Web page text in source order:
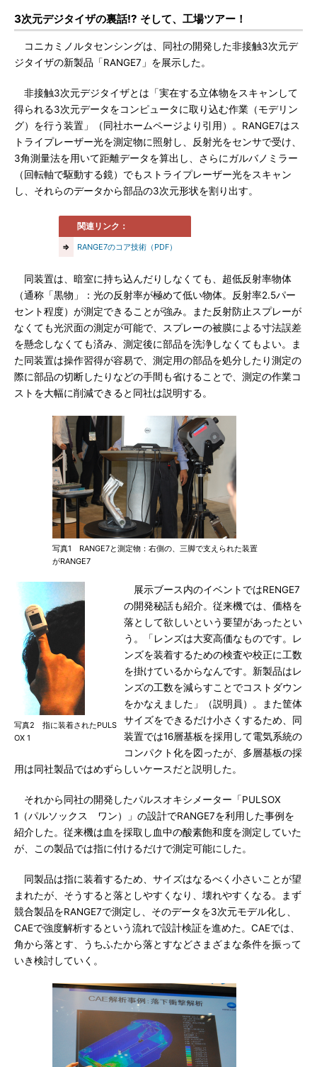
3次元デジタイザの裏話!? そして、工場ツアー！
コニカミノルタセンシングは、同社の開発した非接触3次元デ
ジタイザの新製品「RANGE7」を展示した。
非接触3次元デジタイザとは「実在する立体物をスキャンして
得られる3次元データをコンピュータに取り込む作業（モデリン
グ）を行う装置」（同社ホームページより引用）。RANGE7はス
トライプレーザー光を測定物に照射し、反射光をセンサで受け、
3角測量法を用いて距離データを算出し、さらにガルバノミラー
（回転軸で駆動する鏡）でもストライプレーザー光をスキャン
し、それらのデータから部品の3次元形状を割り出す。
関連リンク：
⇒ RANGE7のコア技術（PDF）
同装置は、暗室に持ち込んだりしなくても、超低反射率物体
（通称「黒物」：光の反射率が極めて低い物体。反射率2.5パー
セント程度）が測定できることが強み。また反射防止スプレーが
なくても光沢面の測定が可能で、スプレーの被膜による寸法誤差
を懸念しなくても済み、測定後に部品を洗浄しなくてもよい。ま
た同装置は操作習得が容易で、測定用の部品を処分したり測定の
際に部品の切断したりなどの手間も省けることで、測定の作業コ
ストを大幅に削減できると同社は説明する。
写真1 RANGE7と測定物：右側の、三脚で支えられた装置
がRANGE7
写真2 指に装着されたPULS
OX 1
展示ブース内のイベントではRENGE7
の開発秘話も紹介。従来機では、価格を
落として欲しいという要望があったとい
う。「レンズは大変高価なものです。レ
ンズを装着するための検査や校正に工数
を掛けているからなんです。新製品はレ
ンズの工数を減らすことでコストダウン
をかなえました」（説明員）。また筐体
サイズをできるだけ小さくするため、同
装置では16層基板を採用して電気系統の
コンパクト化を図ったが、多層基板の採
用は同社製品ではめずらしいケースだと説明した。
それから同社の開発したパルスオキシメーター「PULSOX
1（パルソックス ワン）」の設計でRANGE7を利用した事例を
紹介した。従来機は血を採取し血中の酸素飽和度を測定していた
が、この製品では指に付けるだけで測定可能にした。
同製品は指に装着するため、サイズはなるべく小さいことが望
まれたが、そうすると落としやすくなり、壊れやすくなる。まず
競合製品をRANGE7で測定し、そのデータを3次元モデル化し、
CAEで強度解析するという流れで設計検証を進めた。CAEでは、
角から落とす、うちふたから落とすなどさまざまな条件を振って
いき検討していく。